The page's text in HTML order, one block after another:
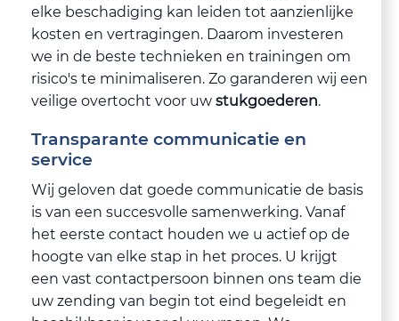
elke beschadiging kan leiden tot aanzienlijke
kosten en vertragingen. Daarom investeren
we in de beste technieken en trainingen om
risico's te minimaliseren. Zo garanderen wij een
veilige overtocht voor uw stukgoederen.
Transparante communicatie en
service
Wij geloven dat goede communicatie de basis
is van een succesvolle samenwerking. Vanaf
het eerste contact houden we u actief op de
hoogte van elke stap in het proces. U krijgt
een vast contactpersoon binnen ons team die
uw zending van begin tot eind begeleidt en